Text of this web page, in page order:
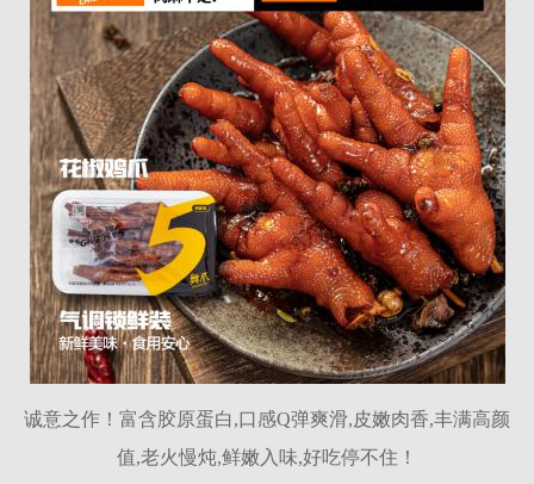
诚意之作！富含胶原蛋白,口感Q弹爽滑,皮嫩肉香,丰满高颜
值,老火慢炖,鲜嫩入味,好吃停不住！